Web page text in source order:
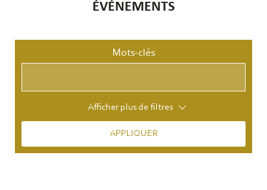
ÉVÉNEMENTS
Mots-clés
Afficher plus de filtres